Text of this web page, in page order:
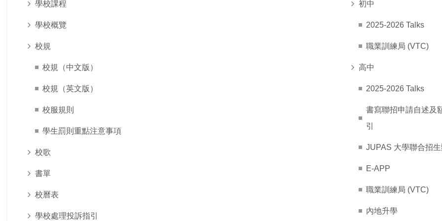
學校課程
學校概覽
校規
校規（中文版）
校規（英文版）
校服規則
學生罰則重點注意事項
校歌
書單
校曆表
學校處理投訴指引
初中
2025-2026 Talks
職業訓練局 (VTC)
高中
2025-2026 Talks
書寫聯招申請自述及
引
JUPAS 大學聯合招
E-APP
職業訓練局 (VTC)
內地升學